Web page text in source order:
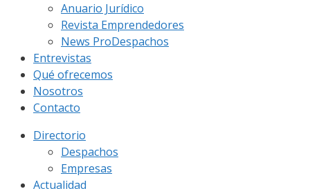
Anuario Jurídico
Revista Emprendedores
News ProDespachos
Entrevistas
Qué ofrecemos
Nosotros
Contacto
Directorio
Despachos
Empresas
Actualidad